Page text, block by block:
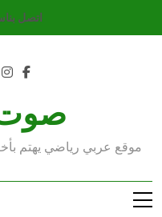
اتصل بنا
صوت
موقع عربي رياضي يهتم بأخر